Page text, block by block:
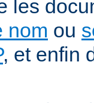
les
nom ou
, et enfin